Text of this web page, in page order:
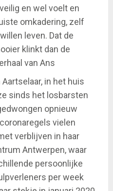
en wel voelt en
omkadering, zelf
leven. Dat de
klinkt dan de
van Ans
in het huis
sinds het losbarsten
opnieuw
vielen
verblijven in haar
Antwerpen, waar
persoonlijke
per week